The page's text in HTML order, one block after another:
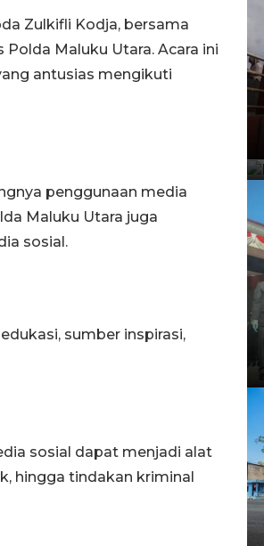
Zulkifli Kodja, bersama
Maluku Utara. Acara ini
antusias mengikuti
penggunaan media
Maluku Utara juga
sosial.
sumber inspirasi,
sosial dapat menjadi alat
hingga tindakan kriminal